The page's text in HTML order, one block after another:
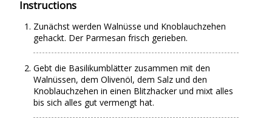
Instructions
Zunächst werden Walnüsse und Knoblauchzehen
gehackt. Der Parmesan frisch gerieben.
Gebt die Basilikumblätter zusammen mit den
Walnüssen, dem Olivenöl, dem Salz und den
Knoblauchzehen in einen Blitzhacker und mixt alles
bis sich alles gut vermengt hat.